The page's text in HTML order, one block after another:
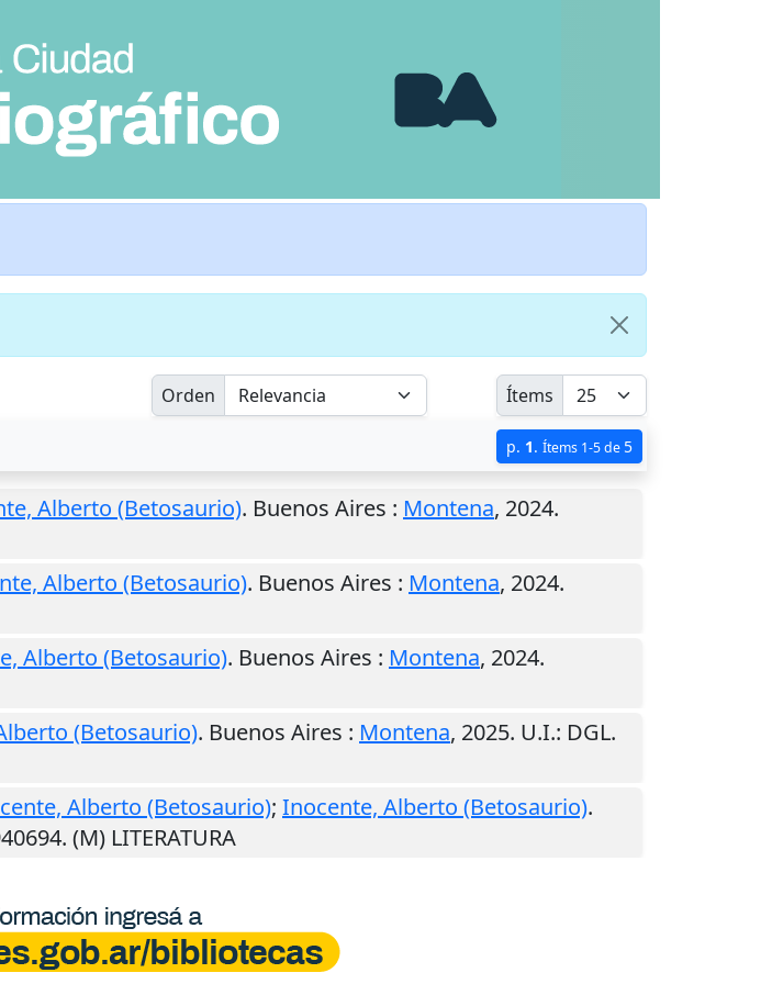
Orden Ítems
p. 1. Ítems 1-5 de 5
Alberto (Betosaurio). Buenos Aires : Montena, 2024.
Alberto (Betosaurio). Buenos Aires : Montena, 2024.
Alberto (Betosaurio). Buenos Aires : Montena, 2024.
(Betosaurio). Buenos Aires : Montena, 2025. U.I.: DGL.
Alberto (Betosaurio); Inocente, Alberto (Betosaurio).
(M) LITERATURA